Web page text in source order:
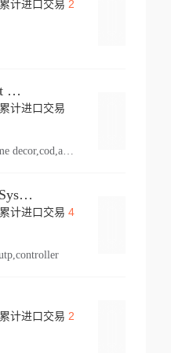
计进口交易 2
Knoebels Amusement Resort
计进口交易
vehicle,pl 2,arts,home decor,cod,amusement ride,sea
Duetto Intergrgrated Systems Inc.
计进口交易 4
计进口交易 2